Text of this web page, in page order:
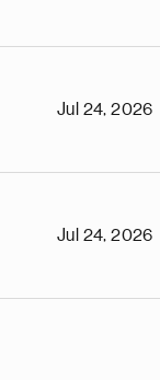
Jul 24, 2026
Jul 24, 2026